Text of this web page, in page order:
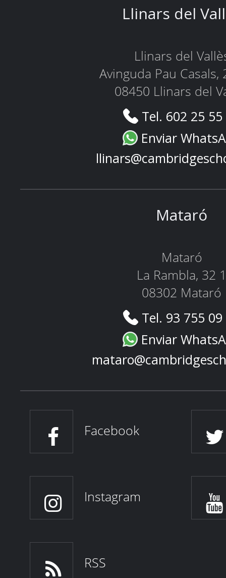
Llinars del
Llinars del
Avinguda Pau Casals,
08450 Llinars del
Tel. 602 25
Enviar
Mataró
Mataró
La Rambla, 32 1
08302 Mataró
Tel. 93 755
Enviar
Facebook
Instagram
RSS